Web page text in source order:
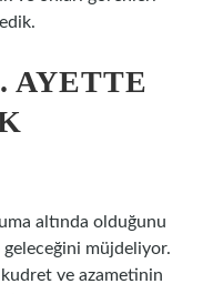
AYETTE
altında olduğunu
müjdeliyor.
kudret ve azametinin